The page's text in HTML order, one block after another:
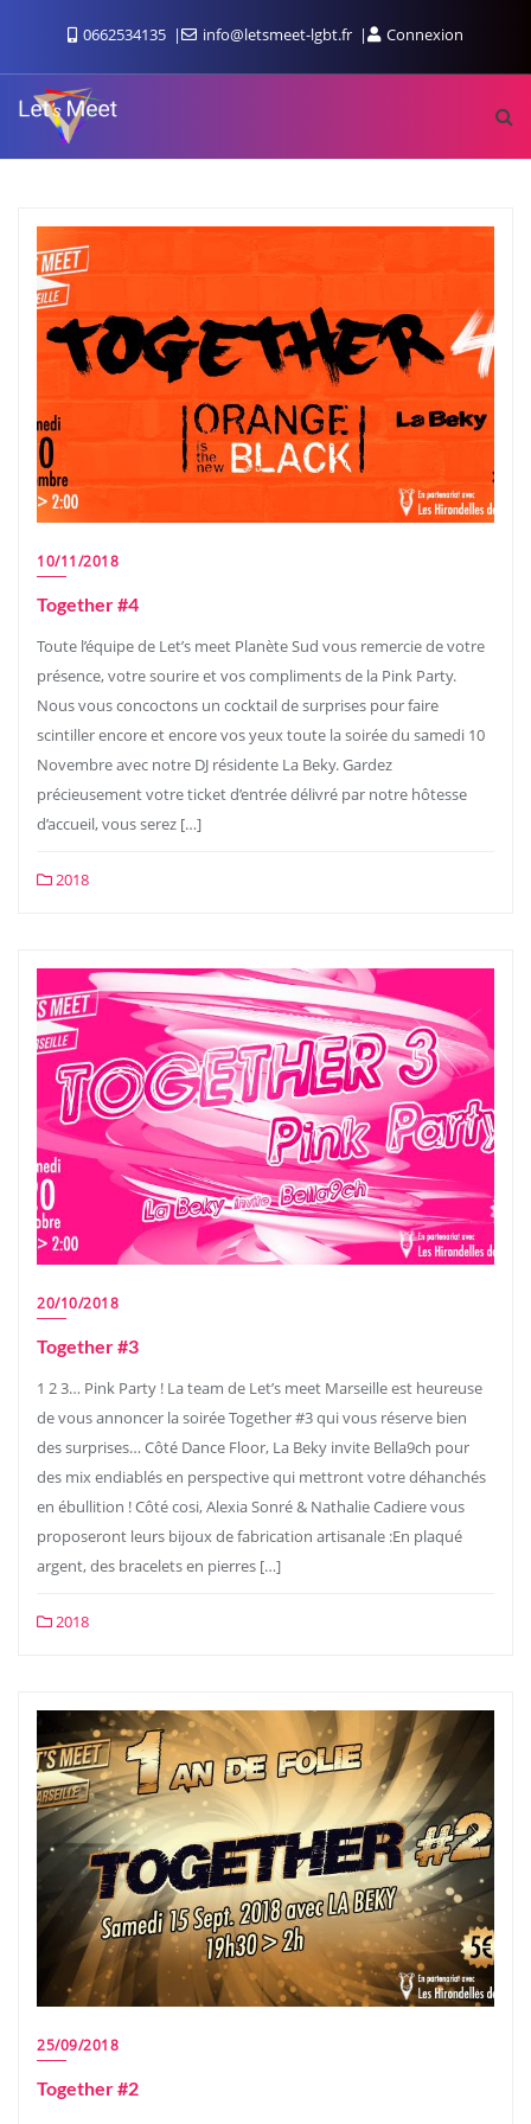
0662534135 info@letsmeet-lgbt.fr Connexion
10/11/2018
Together #4
Toute l’équipe de Let’s meet Planète Sud vous remercie de votre
présence, votre sourire et vos compliments de la Pink Party.
Nous vous concoctons un cocktail de surprises pour faire
scintiller encore et encore vos yeux toute la soirée du samedi 10
Novembre avec notre DJ résidente La Beky. Gardez
précieusement votre ticket d’entrée délivré par notre hôtesse
d’accueil, vous serez […]
2018
20/10/2018
Together #3
1 2 3… Pink Party ! La team de Let’s meet Marseille est heureuse
de vous annoncer la soirée Together #3 qui vous réserve bien
des surprises… Côté Dance Floor, La Beky invite Bella9ch pour
des mix endiablés en perspective qui mettront votre déhanchés
en ébullition ! Côté cosi, Alexia Sonré & Nathalie Cadiere vous
proposeront leurs bijoux de fabrication artisanale :En plaqué
argent, des bracelets en pierres […]
2018
25/09/2018
Together #2